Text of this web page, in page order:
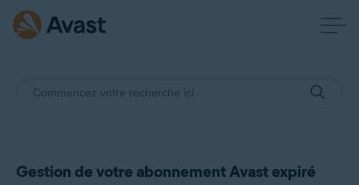
Gestion de votre abonnement Avast expiré